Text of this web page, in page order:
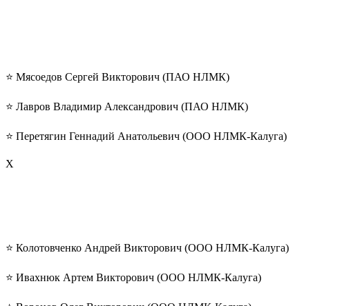
⭐️ Мясоедов Сергей Викторович (ПАО НЛМК)
⭐️ Лавров Владимир Александрович (ПАО НЛМК)
⭐️ Перетягин Геннадий Анатольевич (ООО НЛМК-Калуга)
Х
⭐️ Колотовченко Андрей Викторович (ООО НЛМК-Калуга)
⭐️ Ивахнюк Артем Викторович (ООО НЛМК-Калуга)